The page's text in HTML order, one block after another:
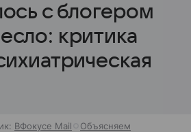
с блогером
критика
ВФокусе Mail Объясняем